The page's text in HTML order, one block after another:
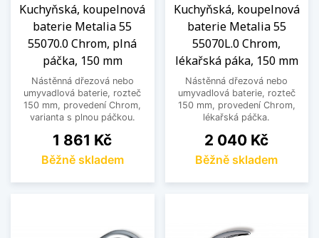
Kuchyňská, koupelnová
baterie Metalia 55
55070.0 Chrom, plná
páčka, 150 mm
Nástěnná dřezová nebo
umyvadlová baterie, rozteč
150 mm, provedení Chrom,
varianta s plnou páčkou.
Cena
1 861 Kč
Běžně skladem
Kuchyňská, koupelnová
baterie Metalia 55
55070L.0 Chrom,
lékařská páka, 150 mm
Nástěnná dřezová nebo
umyvadlová baterie, rozteč
150 mm, provedení Chrom,
lékařská páčka.
Cena
2 040 Kč
Běžně skladem